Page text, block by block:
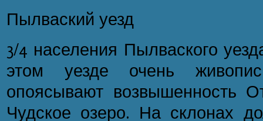
Пылваский уезд
3/4 населения Пылваского
этом уезде очень
опоясывают возвышенность
Чудское озеро. На склонах